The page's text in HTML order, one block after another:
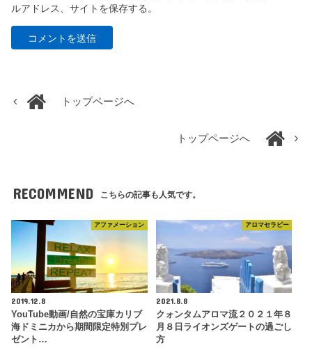
ルアドレス、サイトを保存する。
トップページへ
トップページへ
RECOMMEND こちらの記事も人気です。
アファメーション
2019.12.8
YouTube動画/自然の宝庫カリブ
海ドミニカから期間限定特別プレ
ゼント…
アロマセラピー
2021.8.8
クォンタムアロマ流２０２１年８
月８日ライオンズゲートの過ごし
方